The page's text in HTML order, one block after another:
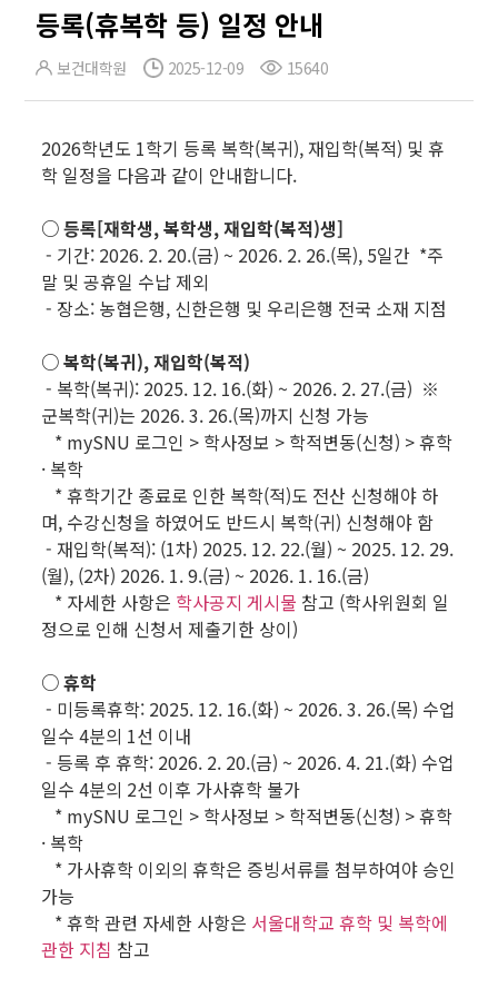
등록(휴복학 등) 일정 안내
보건대학원 2025-12-09 15640
2026학년도 1학기 등록 복학(복귀), 재입학(복적) 및 휴
학 일정을 다음과 같이 안내합니다.
○ 등록[재학생, 복학생, 재입학(복적)생]
- 기간: 2026. 2. 20.(금) ~ 2026. 2. 26.(목), 5일간 *주
말 및 공휴일 수납 제외
- 장소: 농협은행, 신한은행 및 우리은행 전국 소재 지점
○ 복학(복귀), 재입학(복적)
- 복학(복귀): 2025. 12. 16.(화) ~ 2026. 2. 27.(금) ※
군복학(귀)는 2026. 3. 26.(목)까지 신청 가능
* mySNU 로그인 > 학사정보 > 학적변동(신청) > 휴학
· 복학
* 휴학기간 종료로 인한 복학(적)도 전산 신청해야 하
며, 수강신청을 하였어도 반드시 복학(귀) 신청해야 함
- 재입학(복적): (1차) 2025. 12. 22.(월) ~ 2025. 12. 29.
(월), (2차) 2026. 1. 9.(금) ~ 2026. 1. 16.(금)
* 자세한 사항은 학사공지 게시물 참고 (학사위원회 일
정으로 인해 신청서 제출기한 상이)
○ 휴학
- 미등록휴학: 2025. 12. 16.(화) ~ 2026. 3. 26.(목) 수업
일수 4분의 1선 이내
- 등록 후 휴학: 2026. 2. 20.(금) ~ 2026. 4. 21.(화) 수업
일수 4분의 2선 이후 가사휴학 불가
* mySNU 로그인 > 학사정보 > 학적변동(신청) > 휴학
· 복학
* 가사휴학 이외의 휴학은 증빙서류를 첨부하여야 승인
가능
* 휴학 관련 자세한 사항은 서울대학교 휴학 및 복학에
관한 지침 참고